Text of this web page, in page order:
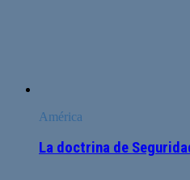
América
La doctrina de